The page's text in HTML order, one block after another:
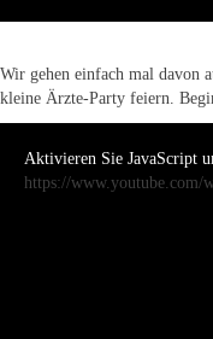
Wir gehen einfach mal davon
kleine Ärzte-Party feiern.
Aktivieren Sie JavaScript
https://www.youtube.com/